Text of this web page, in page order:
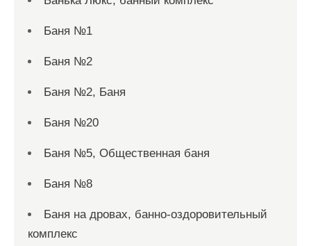
Баня №1
Баня №2
Баня №2, Баня
Баня №20
Баня №5, Общественная баня
Баня №8
Баня на дровах, банно-оздоровительный
комплекс